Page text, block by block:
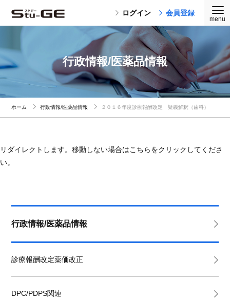
ログイン 会員登録
行政情報/医薬品情報
ホーム 行政情報/医薬品情報 ２０１６年度診療報酬改定 疑義解釈（歯科）
リダイレクトします。移動しない場合はこちらをクリックしてくださ
い。
行政情報/医薬品情報
診療報酬改定薬価改正
DPC/PDPS関連